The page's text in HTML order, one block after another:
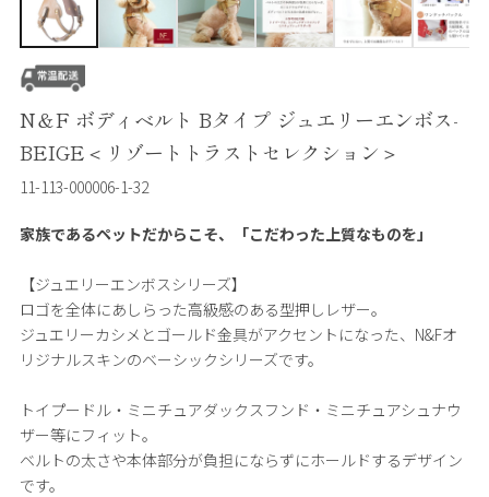
N＆F ボディベルト Bタイプ ジュエリーエンボス-
BEIGE＜リゾートトラストセレクション＞
11-113-000006-1-32
家族であるペットだからこそ、「こだわった上質なものを」
【ジュエリーエンボスシリーズ】
ロゴを全体にあしらった高級感のある型押しレザー。
ジュエリーカシメとゴールド金具がアクセントになった、N&Fオ
リジナルスキンのベーシックシリーズです。
トイプードル・ミニチュアダックスフンド・ミニチュアシュナウ
ザー等にフィット。
ベルトの太さや本体部分が負担にならずにホールドするデザイン
です。